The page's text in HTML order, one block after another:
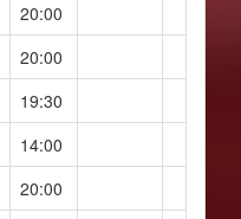
20:00
20:00
19:30
14:00
20:00